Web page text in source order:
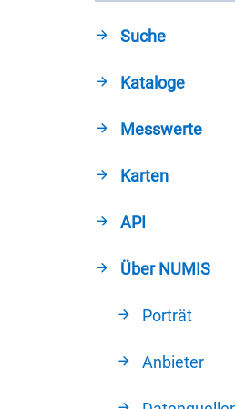
Suche
Kataloge
Messwerte
Karten
API
Über NUMIS
Porträt
Anbieter